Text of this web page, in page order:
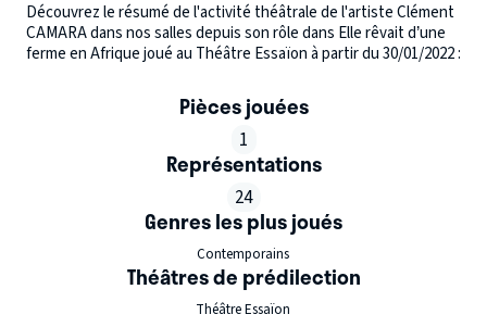
Découvrez le résumé de l'activité théâtrale de l'artiste Clément
CAMARA dans nos salles depuis son rôle dans Elle rêvait d’une
ferme en Afrique joué au Théâtre Essaïon à partir du 30/01/2022 :
Pièces jouées
1
Représentations
24
Genres les plus joués
Contemporains
Théâtres de prédilection
Théâtre Essaïon